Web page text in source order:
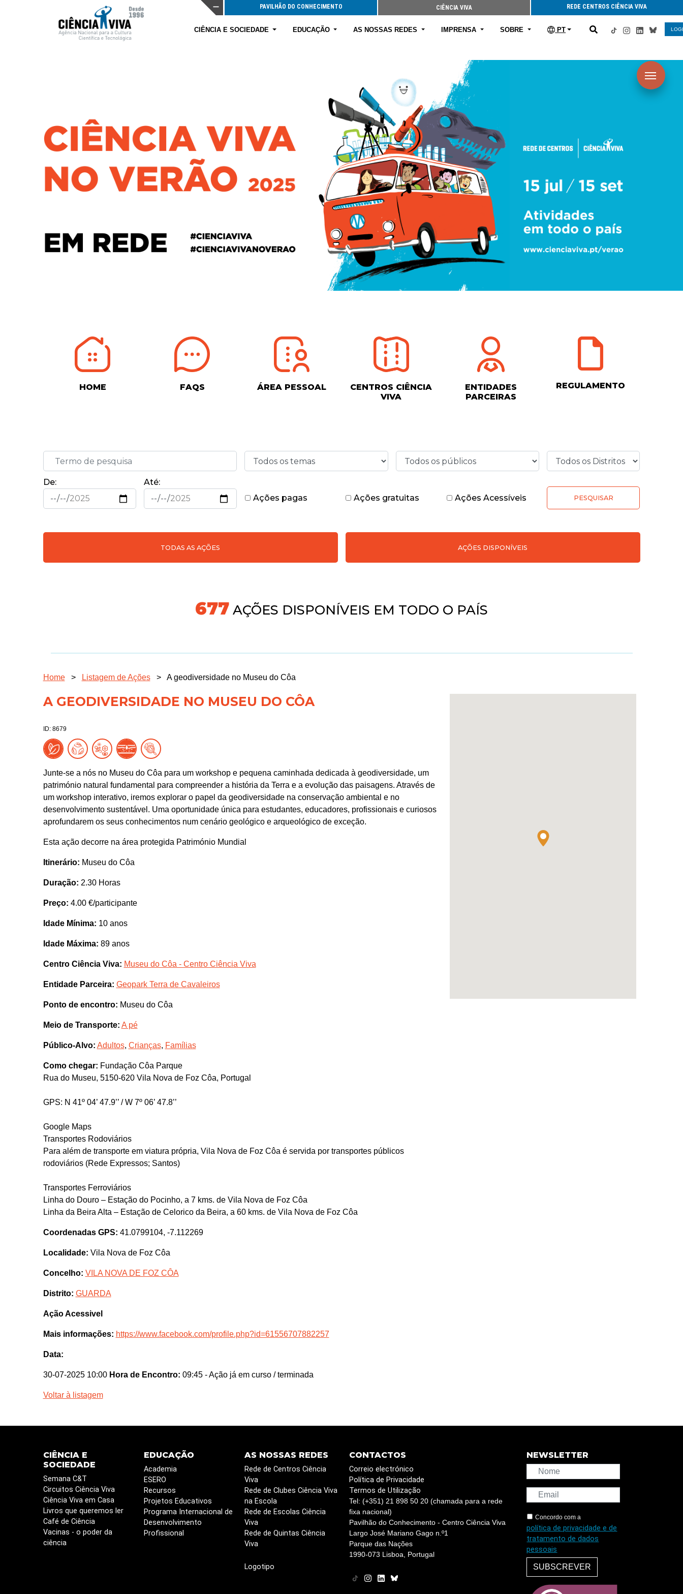
PAVILHÃO DO CONHECIMENTO CIÊNCIA VIVA REDE CENTROS CIÊNCIA VIVA
CIÊNCIA E SOCIEDADE EDUCAÇÃO AS NOSSAS REDES IMPRENSA SOBRE PT
HOME FAQS ÁREA PESSOAL
CENTROS CIÊNCIA
VIVA
ENTIDADES
PARCEIRAS
REGULAMENTO
De:
Até:
Ações pagas
Ações gratuitas Ações Acessíveis PESQUISAR
TODAS AS AÇÕES AÇÕES DISPONÍVEIS
704 AÇÕES DISPONÍVEIS EM TODO O PAÍS
Home > Listagem de Ações > A geodiversidade no Museu do Côa
A GEODIVERSIDADE NO MUSEU DO CÔA
ID: 8679
Junte-se a nós no Museu do Côa para um workshop e pequena caminhada dedicada à geodiversidade, um
património natural fundamental para compreender a história da Terra e a evolução das paisagens. Através de
um workshop interativo, iremos explorar o papel da geodiversidade na conservação ambiental e no
desenvolvimento sustentável. Uma oportunidade única para estudantes, educadores, profissionais e curiosos
aprofundarem os seus conhecimentos num cenário geológico e arqueológico de exceção.
Esta ação decorre na área protegida Património Mundial
Itinerário: Museu do Côa
Duração: 2.30 Horas
Preço: 4.00 €/participante
Idade Mínima: 10 anos
Idade Máxima: 89 anos
Centro Ciência Viva: Museu do Côa - Centro Ciência Viva
Entidade Parceira: Geopark Terra de Cavaleiros
Ponto de encontro: Museu do Côa
Meio de Transporte: A pé
Público-Alvo: Adultos, Crianças, Famílias
Como chegar: Fundação Côa Parque
Rua do Museu, 5150-620 Vila Nova de Foz Côa, Portugal
GPS: N 41º 04’ 47.9’’ / W 7º 06’ 47.8’’
Google Maps
Transportes Rodoviários
Para além de transporte em viatura própria, Vila Nova de Foz Côa é servida por transportes públicos
rodoviários (Rede Expressos; Santos)
Transportes Ferroviários
Linha do Douro – Estação do Pocinho, a 7 kms. de Vila Nova de Foz Côa
Linha da Beira Alta – Estação de Celorico da Beira, a 60 kms. de Vila Nova de Foz Côa
Coordenadas GPS: 41.0799104, -7.112269
Localidade: Vila Nova de Foz Côa
Concelho: VILA NOVA DE FOZ CÔA
Distrito: GUARDA
Ação Acessivel
Mais informações: https://www.facebook.com/profile.php?id=61556707882257
Data:
30-07-2025 10:00 Hora de Encontro: 09:45 - Ação já em curso / terminada
Voltar à listagem
CIÊNCIA E
SOCIEDADE
Semana C&T
Circuitos Ciência Viva
Ciência Viva em Casa
Livros que queremos ler
Café de Ciência
Vacinas - o poder da
ciência
EDUCAÇÃO
Academia
ESERO
Recursos
Projetos Educativos
Programa Internacional de
Desenvolvimento
Profissional
AS NOSSAS REDES
Rede de Centros Ciência
Viva
Rede de Clubes Ciência Viva
na Escola
Rede de Escolas Ciência
Viva
Rede de Quintas Ciência
Viva
Logotipo
CONTACTOS
Correio electrónico
Política de Privacidade
Termos de Utilização
Tel: (+351) 21 898 50 20 (chamada para a rede
fixa nacional)
Pavilhão do Conhecimento - Centro Ciência Viva
Largo José Mariano Gago n.º1
Parque das Nações
1990-073 Lisboa, Portugal
NEWSLETTER
Concordo com a
política de privacidade e de
tratamento de dados
pessoais
SUBSCREVER